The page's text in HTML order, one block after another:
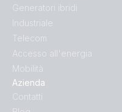
Generatori ibridi
Industriale
Telecom
Accesso all'energia
Mobilità
Azienda
Contatti